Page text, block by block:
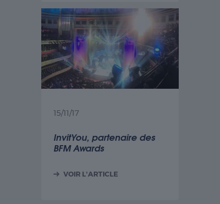
15/11/17
InvitYou, partenaire des
BFM Awards
VOIR L'ARTICLE